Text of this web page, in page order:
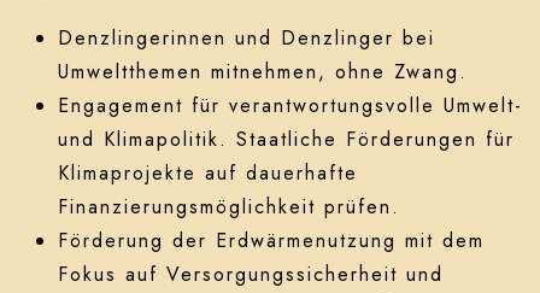
Denzlingerinnen und Denzlinger bei
Umweltthemen mitnehmen, ohne Zwang.
Engagement für verantwortungsvolle Umwelt-
und Klimapolitik. Staatliche Förderungen für
Klimaprojekte auf dauerhafte
Finanzierungsmöglichkeit prüfen.
Förderung der Erdwärmenutzung mit dem
Fokus auf Versorgungssicherheit und